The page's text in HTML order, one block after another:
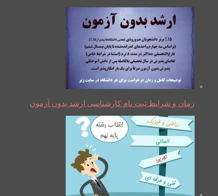
زمان و شرایط ثبت نام کارشناسی ارشد بدون آزمون